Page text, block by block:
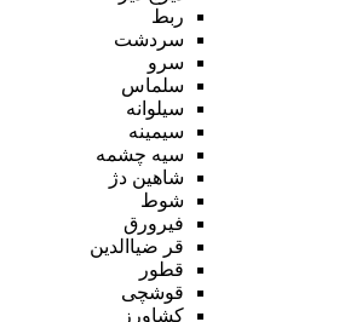
ربط
سردشت
سرو
سلماس
سیلوانه
سیمینه
سیه چشمه
شاهین دژ
شوط
فیرورق
قر ضیاالدین
قطور
قوشچی
کشاورز